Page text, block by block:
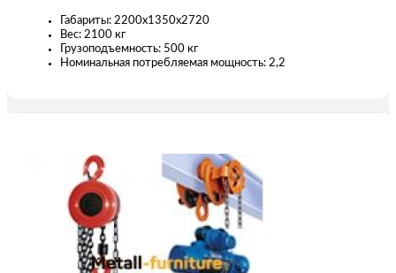
Габариты: 2200x1350x2720
Вес: 2100 кг
Грузоподъемность: 500 кг
Номинальная потребляемая мощность: 2,2